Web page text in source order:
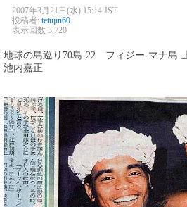
2007年3月21日(水) 15:14 JST
投稿者: tetujin60
表示回数 3,720
地球の島巡り70島-22 フィジー-マナ
池内嘉正